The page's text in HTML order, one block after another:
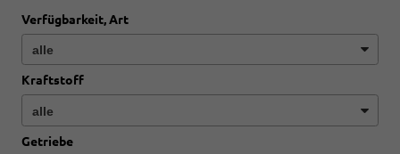
Verfügbarkeit, Art
Kraftstoff
Getriebe